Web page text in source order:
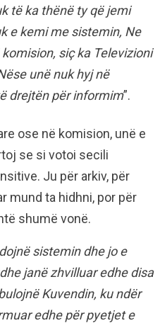
të ka thënë ty që jemi
e kemi me sistemin, Ne
siç ka Televizioni
unë nuk hyj në
drejtën për informim”.
ose në komision, unë e
se si votoi secili
Ju për arkiv, për
mund ta hidhni, por për
shumë vonë.
sistemin dhe jo e
janë zhvilluar edhe disa
Kuvendin, ku ndër
edhe për pyetjet e